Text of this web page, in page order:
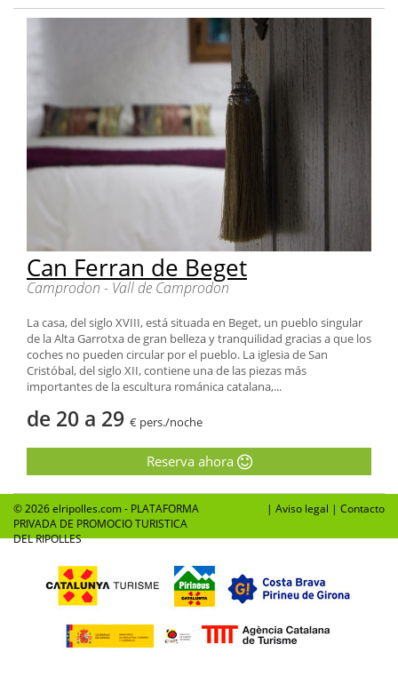
Can Ferran de Beget
Camprodon - Vall de Camprodon
La casa, del siglo XVIII, está situada en Beget, un pueblo singular
de la Alta Garrotxa de gran belleza y tranquilidad gracias a que los
coches no pueden circular por el pueblo. La iglesia de San
Cristóbal, del siglo XII, contiene una de las piezas más
importantes de la escultura románica catalana,...
de 20 a 29 € pers./noche
Reserva ahora
© 2026 elripolles.com - PLATAFORMA
PRIVADA DE PROMOCIO TURISTICA
DEL RIPOLLES
| Aviso legal | Contacto